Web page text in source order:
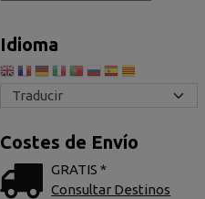
Idioma
Costes de Envío
GRATIS *
Consultar Destinos